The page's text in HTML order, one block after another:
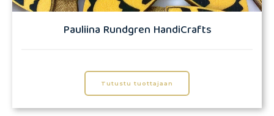
Pauliina Rundgren HandiCrafts
Tutustu tuottajaan